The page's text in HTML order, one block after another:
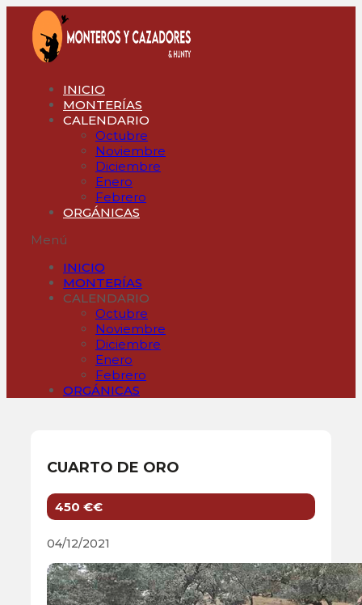
contenido
INICIO
MONTERÍAS
CALENDARIO
Octubre
Noviembre
Diciembre
Enero
Febrero
ORGÁNICAS
Menú
INICIO
MONTERÍAS
CALENDARIO
Octubre
Noviembre
Diciembre
Enero
Febrero
ORGÁNICAS
CUARTO DE ORO
450 €€
04/12/2021